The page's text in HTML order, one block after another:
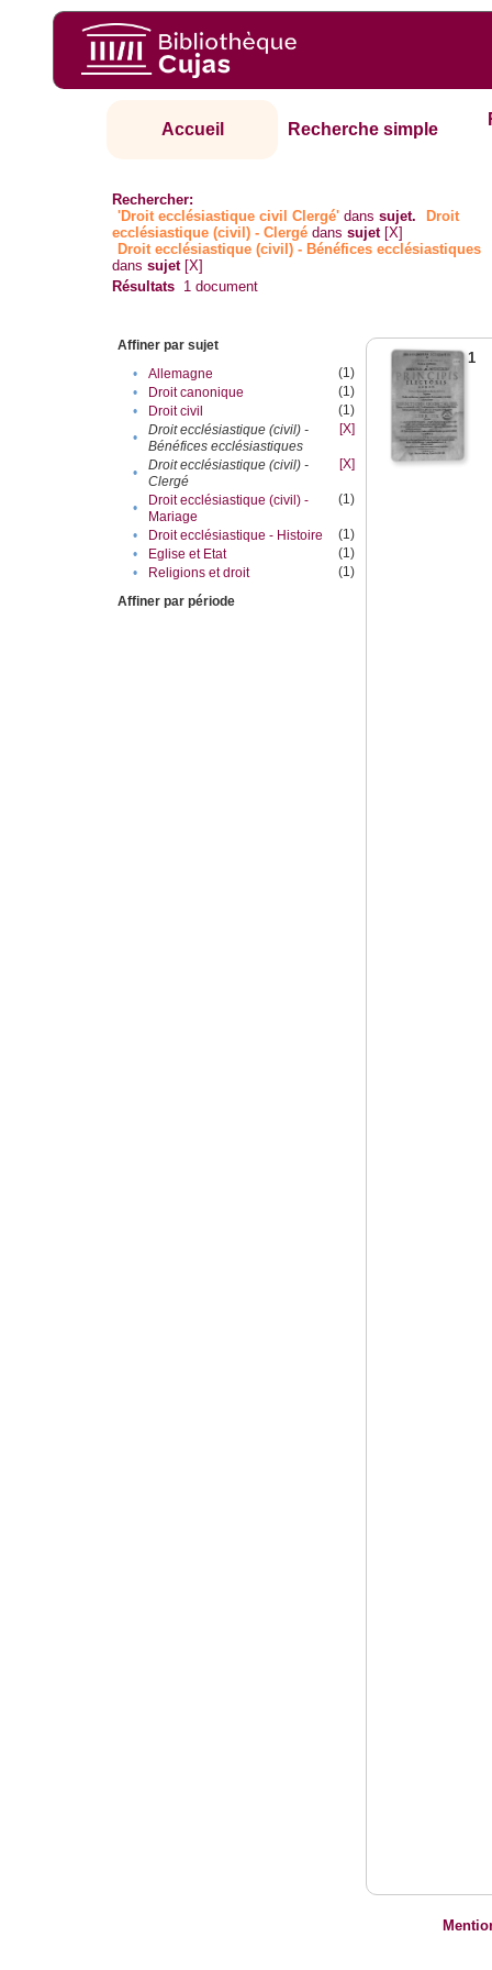
Accueil Recherche simple
Rechercher:
'Droit ecclésiastique civil Clergé' danssujet.
Droit
ecclésiastique (civil) - Clergé danssujet [X]
Droit ecclésiastique (civil) - Bénéfices ecclésiastiques
danssujet [X]
Résultats 1 document
Affiner par sujet
•
Allemagne
(1)
•
Droit canonique
(1)
•
Droit civil
(1)
•
Droit ecclésiastique (civil) -
Bénéfices ecclésiastiques
[X]
•
Droit ecclésiastique (civil) -
Clergé
[X]
•
Droit ecclésiastique (civil) -
Mariage
(1)
• Droit ecclésiastique - Histoire
(1)
•
Eglise et Etat
(1)
•
Religions et droit
(1)
Affiner par période
1